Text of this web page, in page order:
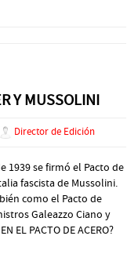
Y MUSSOLINI
Director de Edición
1939 se firmó el Pacto de
fascista de Mussolini.
como el Pacto de
Galeazzo Ciano y
EL PACTO DE ACERO?